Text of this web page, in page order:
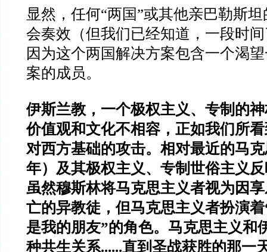
显然，任何“两国”或其他亲巴勒斯
会奏效（但我们已经知道，一段时
因为这个两国解决方案包含一个渴
案的成员。
伊斯兰教，一个极权主义、专制的
价值观和文化不相容，正如我们所
对西方基础的攻击。相对最近的马
年）及其极权主义、专制世俗主义
虽然穆斯林将马克思主义者视为因
亡的异教徒，但马克思主义者扮演
是我的朋友”的角色。马克思主义和
种共生关系......直到圣战获胜的那一